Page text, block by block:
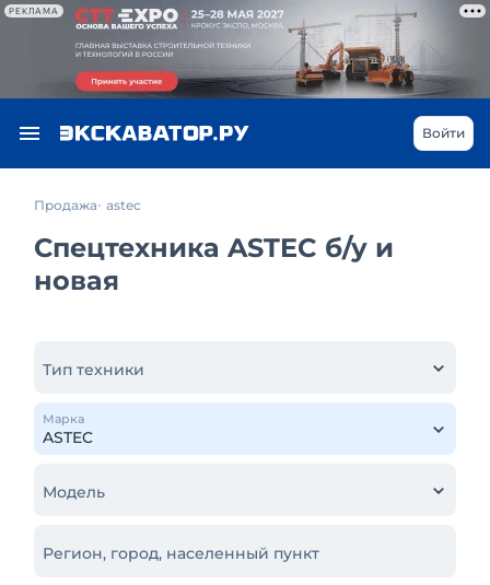
РЕКЛАМА
Войти
Продажа astec
Спецтехника ASTEC б/у и
новая
Тип техники
Марка
Модель
Регион, город, населенный пункт